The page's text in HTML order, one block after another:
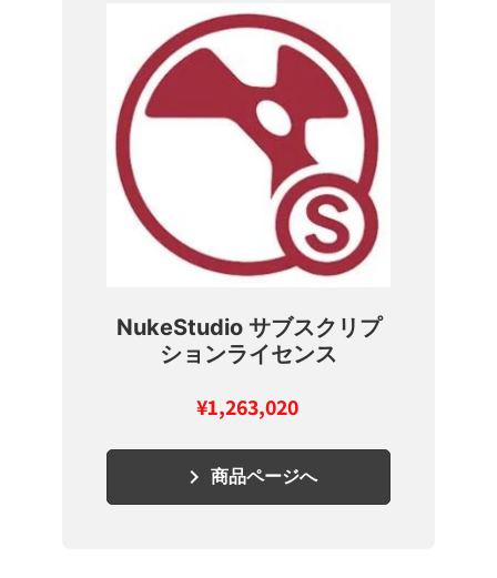
NukeStudio サブスクリプ
ションライセンス
¥1,263,020
keyboard_arrow_right 商品ページへ